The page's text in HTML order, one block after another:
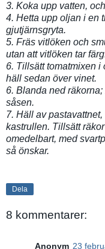
3. Koka upp vatten,
4. Hetta upp oljan i en
gjutjärnsgryta.
5. Fräs vitlöken och
utan att vitlöken tar
6. Tillsätt tomatmixen i
häll sedan över vinet.
6. Blanda ned
såsen.
7. Häll av
kastrullen. Tillsätt
omedelbart, med
så önskar.
Dela
8 kommentarer:
Anonym 23